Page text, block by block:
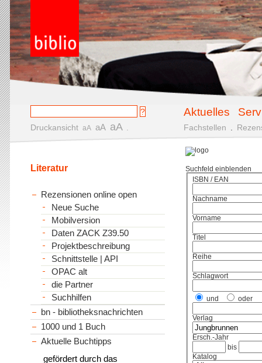
Aktuelles
Druckansicht aA aA aA Fachstellen
Suchfeld einblenden
ISBN / EAN
Nachname
Vorname
Titel
Reihe
Schlagwort
und oder
Verlag
Ersch.-Jahr
bis
Katalog
Literatur
Rezensionen online open
Neue Suche
Mobilversion
Daten ZACK Z39.50
Projektbeschreibung
Schnittstelle | API
OPAC alt
die Partner
Suchhilfen
bn - bibliotheksnachrichten
1000 und 1 Buch
Aktuelle Buchtipps
gefördert durch das